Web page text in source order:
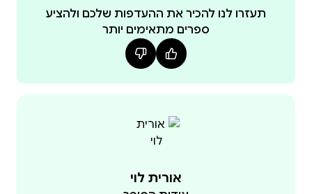
מתוך אהבה למחזוריות הפלנטות השמש והירח,
בהשראת התיאום העדין שבין מעברי הכוכבים לריפוי
אני מזמינה אותך לעצור מדי חודש , להתכוונן, להקשיב
תעזרו לנו להכיר את ההעדפות שלכם ולהציע
ספרים מתאימים יותר
אורית לוי